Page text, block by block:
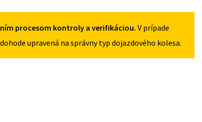
procesom kontroly a verifikáciou. V prípade
upravená na správny typ dojazdového kolesa.